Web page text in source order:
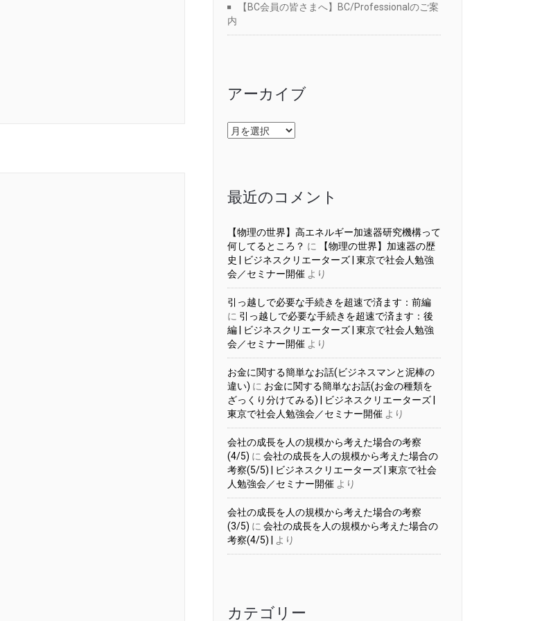
【BC会員の皆さまへ】BC/Professionalのご案
内
アーカイブ
ア
ー
最近のコメント
【物理の世界】高エネルギー加速器研究機構って
何してるところ？ に
【物理の世界】加速器の歴
史 | ビジネスクリエーターズ | 東京で社会人勉強
会／セミナー開催 より
引っ越しで必要な手続きを超速で済ます：前編
に 引っ越しで必要な手続きを超速で済ます：後
編 | ビジネスクリエーターズ | 東京で社会人勉強
会／セミナー開催 より
お金に関する簡単なお話(ビジネスマンと泥棒の
違い) に お金に関する簡単なお話(お金の種類を
ざっくり分けてみる) | ビジネスクリエーターズ |
東京で社会人勉強会／セミナー開催 より
会社の成長を人の規模から考えた場合の考察
(4/5) に 会社の成長を人の規模から考えた場合の
考察(5/5) | ビジネスクリエーターズ | 東京で社会
人勉強会／セミナー開催 より
会社の成長を人の規模から考えた場合の考察
(3/5) に 会社の成長を人の規模から考えた場合の
考察(4/5) |
より
カテゴリー